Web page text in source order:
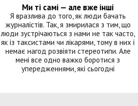
Ми ті самі — але вже інші
Я вразлива до того, як люди бачать
журналістів. Так, я змирилася з тим, що
люди зустрічаються з нами не так часто,
як із таксистами чи лікарями, тому в них і
немає нагод розвіяти стереотипи. Але
мені все одно важко боротися з
упередженнями, які сьогодні